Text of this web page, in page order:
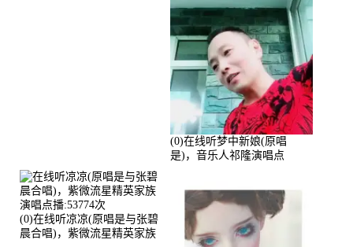
(0)在线听梦中新娘(原唱
是)，音乐人祁隆演唱点
(0)在线听凉凉(原唱是与张碧
晨合唱)，紫微流星精英家族